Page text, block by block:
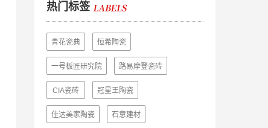
热门标签
青花瓷典 恒希陶瓷
一号板匠研究院 路易摩登瓷砖
CIA瓷砖 冠星王陶瓷
佳达美家陶瓷 石意建材